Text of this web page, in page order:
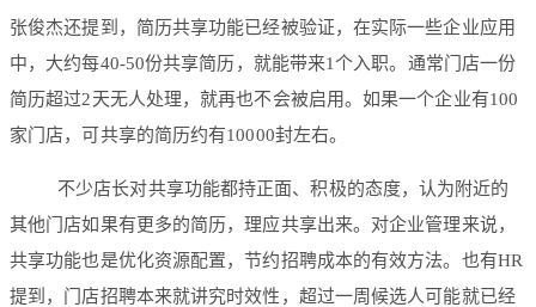
张俊杰还提到，简历共享功能已经被验证，在实际一些企业应用
中，大约每40-50份共享简历，就能带来1个入职。通常门店一份
简历超过2天无人处理，就再也不会被启用。如果一个企业有100
家门店，可共享的简历约有10000封左右。
不少店长对共享功能都持正面、积极的态度，认为附近的
其他门店如果有更多的简历，理应共享出来。对企业管理来说，
共享功能也是优化资源配置，节约招聘成本的有效方法。也有HR
提到，门店招聘本来就讲究时效性，超过一周候选人可能就已经